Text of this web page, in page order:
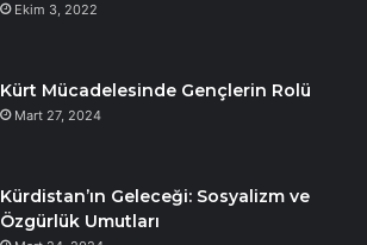
Ekim 3, 2022
Kürt Mücadelesinde Gençlerin Rolü
Mart 27, 2024
Kürdistan’ın Geleceği: Sosyalizm ve
Özgürlük Umutları